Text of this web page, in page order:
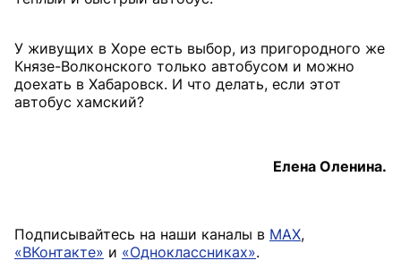
У живущих в Хоре есть выбор, из пригородного же
Князе-Волконского только автобусом и можно
доехать в Хабаровск. И что делать, если этот
автобус хамский?
Елена Оленина.
Подписывайтесь на наши каналы в MAX,
«ВКонтакте» и «Одноклассниках».